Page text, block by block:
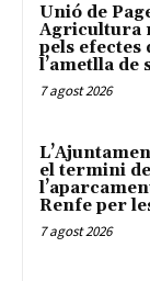
Unió de
Agricultura
pels efectes
l’ametlla de
7 agost 2026
el termini
Renfe per
7 agost 2026